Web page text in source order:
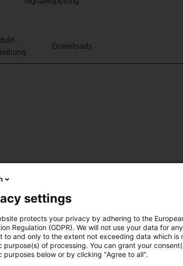
Downloads
settings
protects your privacy by adhering to the
Regulation (GDPR). We will not use your data for
to and only to the extent not exceeding data which is
purpose(s) of processing. You can grant your
purposes below or by clicking "Agree to all".